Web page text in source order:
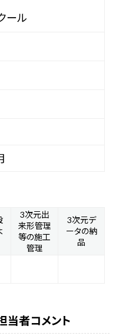
ール
3次元出
来形管理
等の施工
管理
3次元デ
ータの納
品
当者コメント